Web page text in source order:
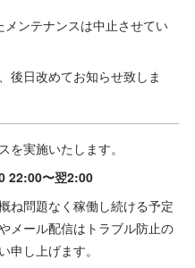
ンテナンスは中止させてい
後日改めてお知らせ致しま
実施いたします。
22:00〜翌2:00
ね問題なく稼働し続ける予定
メール配信はトラブル防止の
申し上げます。